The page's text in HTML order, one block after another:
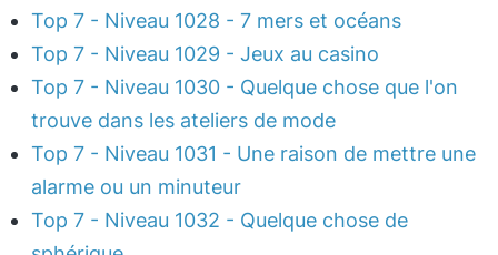
Top 7 - Niveau 1028 - 7 mers et océans
Top 7 - Niveau 1029 - Jeux au casino
Top 7 - Niveau 1030 - Quelque chose que l'on
trouve dans les ateliers de mode
Top 7 - Niveau 1031 - Une raison de mettre une
alarme ou un minuteur
Top 7 - Niveau 1032 - Quelque chose de